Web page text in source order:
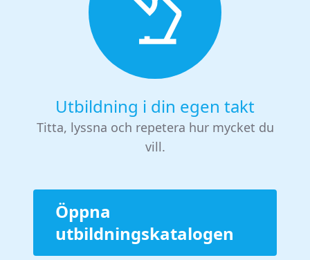
Utbildning i din egen takt
Titta, lyssna och repetera hur mycket du
vill.
Öppna
utbildningskatalogen